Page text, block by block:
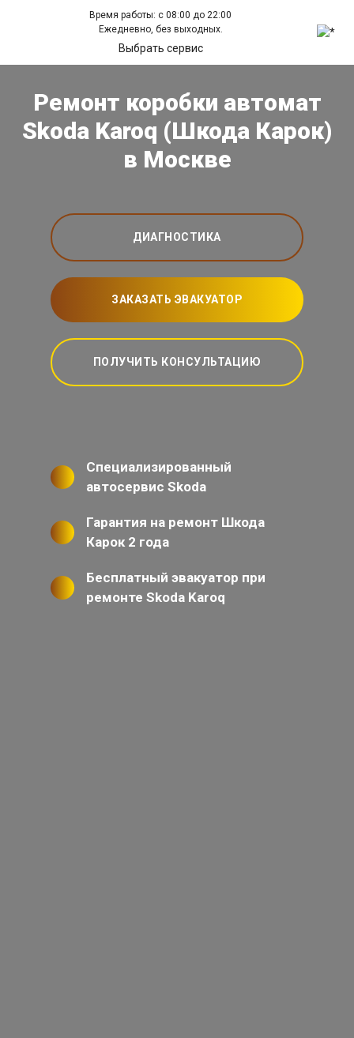
Время работы: с 08:00 до 22:00
Ежедневно, без выходных.
Выбрать сервис
Ремонт коробки автомат
Skoda Karoq (Шкода Карок)
в Москве
ДИАГНОСТИКА
ЗАКАЗАТЬ ЭВАКУАТОР
ПОЛУЧИТЬ КОНСУЛЬТАЦИЮ
Специализированный
автосервис Skoda
Гарантия на ремонт Шкода
Карок 2 года
Бесплатный эвакуатор при
ремонте Skoda Karoq